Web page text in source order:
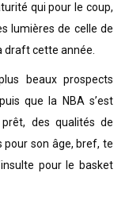
qui pour le coup,
lumières de celle de
draft cette année.
beaux prospects
que la NBA s’est
des qualités de
pour son âge, bref, te
pour le basket